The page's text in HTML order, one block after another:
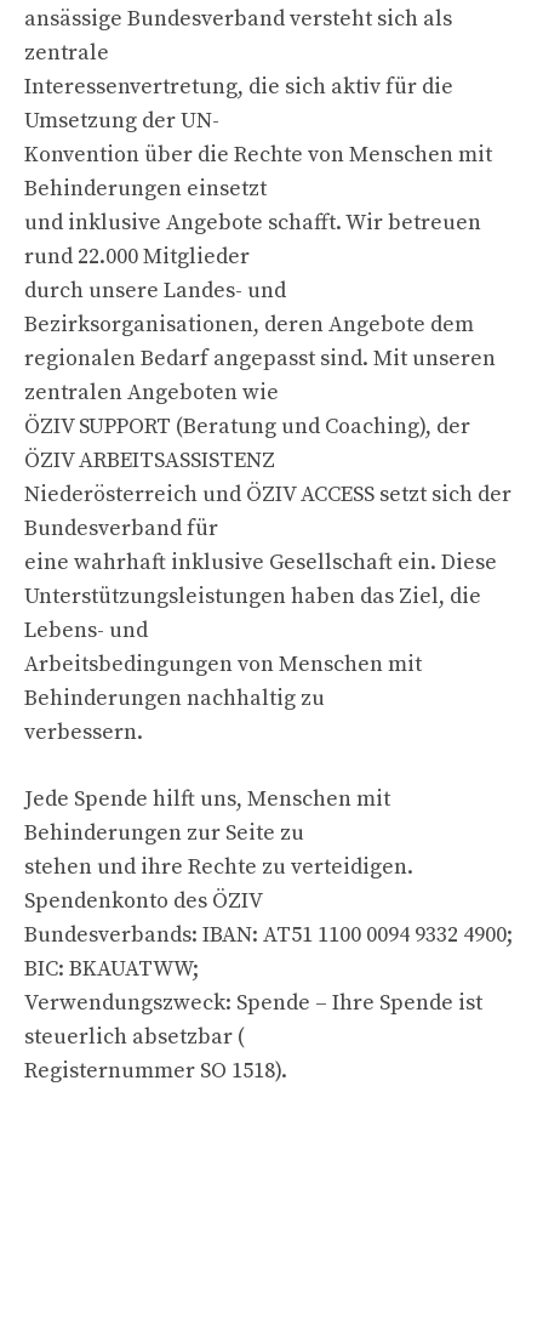
ansässige Bundesverband versteht sich als
zentrale
Interessenvertretung, die sich aktiv für die
Umsetzung der UN-
Konvention über die Rechte von Menschen mit
Behinderungen einsetzt
und inklusive Angebote schafft. Wir betreuen
rund 22.000 Mitglieder
durch unsere Landes- und
Bezirksorganisationen, deren Angebote dem
regionalen Bedarf angepasst sind. Mit unseren
zentralen Angeboten wie
ÖZIV SUPPORT (Beratung und Coaching), der
ÖZIV ARBEITSASSISTENZ
Niederösterreich und ÖZIV ACCESS setzt sich der
Bundesverband für
eine wahrhaft inklusive Gesellschaft ein. Diese
Unterstützungsleistungen haben das Ziel, die
Lebens- und
Arbeitsbedingungen von Menschen mit
Behinderungen nachhaltig zu
verbessern.
Jede Spende hilft uns, Menschen mit
Behinderungen zur Seite zu
stehen und ihre Rechte zu verteidigen.
Spendenkonto des ÖZIV
Bundesverbands: IBAN: AT51 1100 0094 9332 4900;
BIC: BKAUATWW;
Verwendungszweck: Spende – Ihre Spende ist
steuerlich absetzbar (
Registernummer SO 1518).